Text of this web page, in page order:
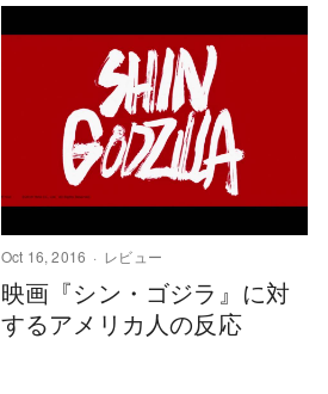
Oct 16, 2016 レビュー
映画『シン・ゴジラ』に対
するアメリカ人の反応